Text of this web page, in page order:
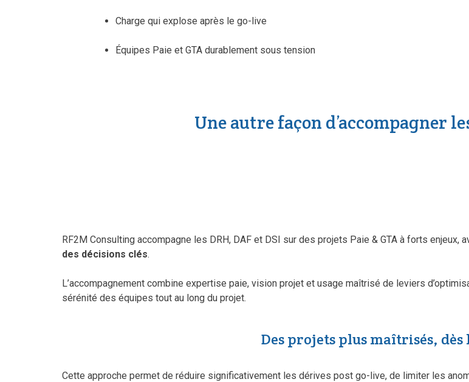
Charge qui explose après le go-live
Équipes Paie et GTA durablement sous tension
Une autre façon d’accompagner
RF2M Consulting accompagne les DRH, DAF et DSI sur des projets Paie & GTA à forts enjeux,
des décisions clés.
L’accompagnement combine expertise paie, vision projet et usage maîtrisé de leviers
sérénité des équipes tout au long du projet.
Des projets plus maîtrisés,
Cette approche permet de réduire significativement les dérives post go-live, de limiter les